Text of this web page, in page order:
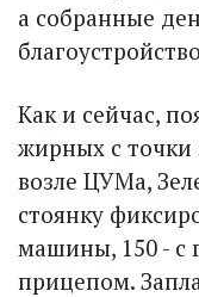
а собранные
Как и сейчас,
жирных с точки
возле ЦУМа,
стоянку
машины, 150 - с
прицепом.